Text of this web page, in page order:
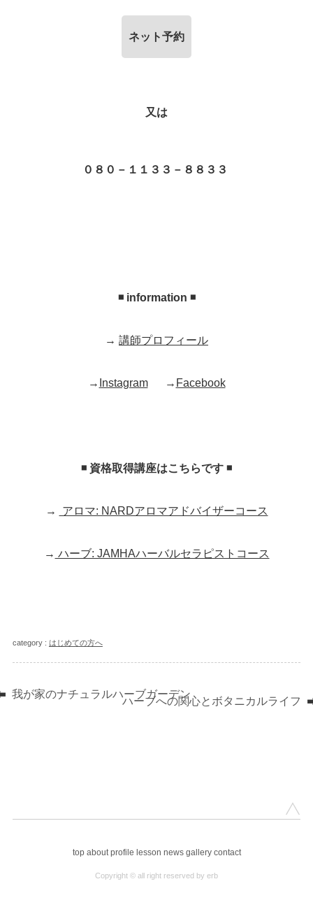
ネット予約
又は
０８０－１１３３－８８３３
◾ information ◾
→ 講師プロフィール
→ Instagram→ Facebook
◾ 資格取得講座はこちらです ◾
→ アロマ: NARDアロマアドバイザーコース
→ ハーブ: JAMHAハーバルセラピストコース
category : はじめての方へ
我が家のナチュラルハーブガーデン
ハーブへの関心とボタニカルライフ
top about profile lesson news gallery contact
Copyright © all right reserved by erb